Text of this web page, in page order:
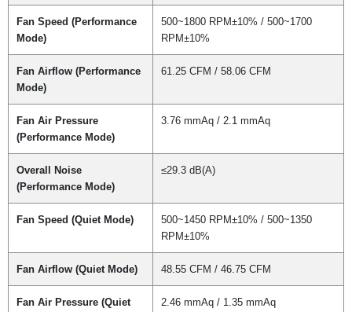
Fan Speed (Performance
Mode)
500~1800 RPM±10% / 500~1700
RPM±10%
Fan Airflow (Performance
Mode)
61.25 CFM / 58.06 CFM
Fan Air Pressure
(Performance Mode)
3.76 mmAq / 2.1 mmAq
Overall Noise
(Performance Mode)
≤29.3 dB(A)
Fan Speed (Quiet Mode)
500~1450 RPM±10% / 500~1350
RPM±10%
Fan Airflow (Quiet Mode) 48.55 CFM / 46.75 CFM
Fan Air Pressure (Quiet
2.46 mmAq / 1.35 mmAq